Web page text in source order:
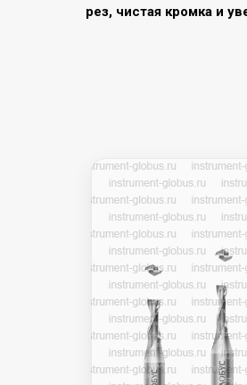
рез, чистая кромка и